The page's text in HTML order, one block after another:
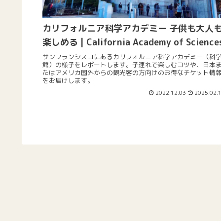
カリフォルニア科学アカデミー 子供も大人
楽しめる | California Academy of
サンフランシスコにあるカリフォルニア科学アカデミー（科学
館）の様子をレポートします。子連れで楽しむコツや、日本ま
たはアメリカ国外からの観光客の方向けのお得なチケット情報
をお届けします。
2022.12.03